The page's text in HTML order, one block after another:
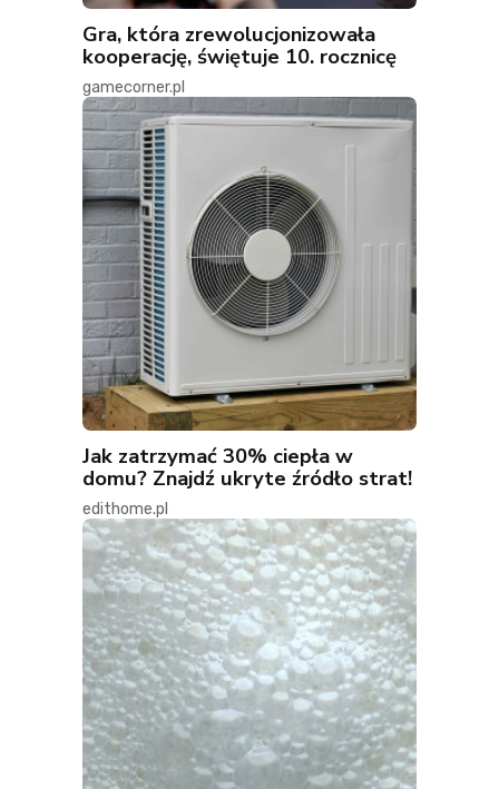
Gra, która zrewolucjonizowała
kooperację, świętuje 10. rocznicę
gamecorner.pl
Jak zatrzymać 30% ciepła w
domu? Znajdź ukryte źródło strat!
edithome.pl